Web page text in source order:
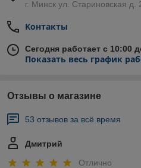
г. Минск ул. Стариновская
Контакты
Сегодня работает с 10:00
Показать весь график
Отзывы о магазине
53 отзывов за всё время
Дмитрий
Отлично